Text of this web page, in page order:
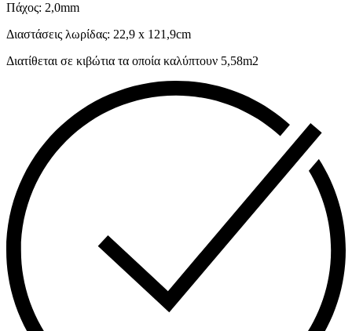
Πάχος: 2,0mm
Διαστάσεις λωρίδας: 22,9 x 121,9cm
Διατίθεται σε κιβώτια τα οποία καλύπτουν 5,58m2